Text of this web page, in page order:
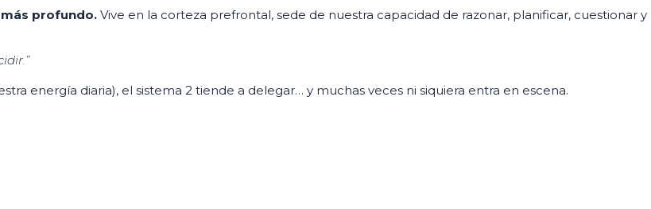
profundo. Vive en la corteza prefrontal, sede de nuestra capacidad de razonar, planificar, cuestionar y
energía diaria), el sistema 2 tiende a delegar… y muchas veces ni siquiera entra en escena.